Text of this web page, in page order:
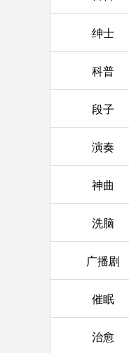
绅士
科普
段子
演奏
神曲
洗脑
广播剧
催眠
治愈